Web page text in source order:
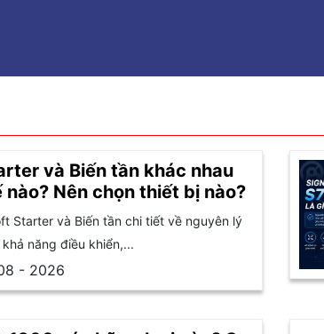
và Biến tần khác nhau
nào? Nên chọn thiết bị nào?
Starter và Biến tần chi tiết về nguyên lý
năng điều khiển,...
- 2026